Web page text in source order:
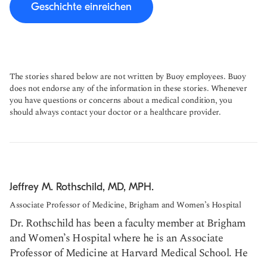
Geschichte einreichen
The stories shared below are not written by Buoy employees. Buoy
does not endorse any of the information in these stories. Whenever
you have questions or concerns about a medical condition, you
should always contact your doctor or a healthcare provider.
Jeffrey M. Rothschild, MD, MPH.
Associate Professor of Medicine, Brigham and Women’s Hospital
Dr. Rothschild has been a faculty member at Brigham
and Women’s Hospital where he is an Associate
Professor of Medicine at Harvard Medical School. He